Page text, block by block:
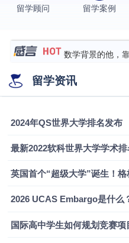
留学顾问 留学案例
西南财经大学投
硕士录取
数学背景的他，
专科逆袭伦敦大
香港浸会大学伦
从上海财大2+2
留学资讯
2024年QS世界大学排名发布
最新2022软科世界大学学术
英国首个“超级大学”诞生！